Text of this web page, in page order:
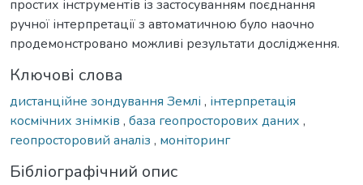
простих інструментів із застосуванням поєднання
ручної інтерпретації з автоматичною було наочно
продемонстровано можливі результати дослідження.
Ключові слова
дистанційне зондування Землі , інтерпретація
космічних знімків , база геопросторових даних ,
геопросторовий аналіз , моніторинг
Бібліографічний опис